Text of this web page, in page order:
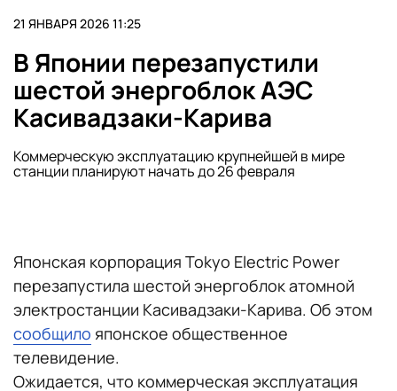
21 ЯНВАРЯ 2026 11:25
В Японии перезапустили
шестой энергоблок АЭС
Касивадзаки-Карива
Коммерческую эксплуатацию крупнейшей в мире
станции планируют начать до 26 февраля
Японская корпорация Tokyo Electric Power
перезапустила шестой энергоблок атомной
электростанции Касивадзаки-Карива. Об этом
сообщило японское общественное
телевидение.
Ожидается, что коммерческая эксплуатация